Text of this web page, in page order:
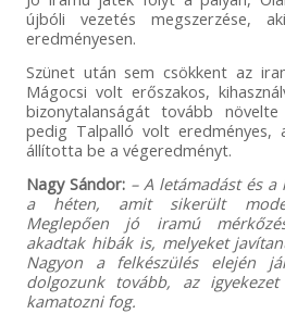
újbóli vezetés megszerzése,
eredményesen.
Szünet után sem csökkent az
Mágocsi volt erőszakos,
bizonytalanságát tovább
pedig Talpalló volt eredményes,
állította be a végeredményt.
Nagy Sándor: – A letámadást és a
a héten, amit sikerült
Meglepően jó iramú
akadtak hibák is, melyeket
Nagyon a felkészülés elején
dolgozunk tovább, az
kamatozni fog.